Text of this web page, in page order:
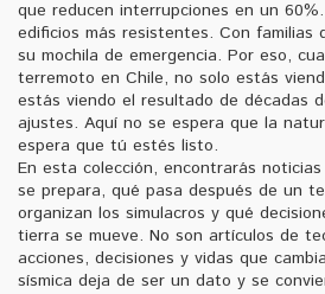
que reducen interrupciones en un
edificios más resistentes. Con familias
su mochila de emergencia. Por eso,
terremoto en Chile, no solo estás
estás viendo el resultado de décadas
ajustes. Aquí no se espera que la
espera que tú estés listo.
En esta colección, encontrarás
se prepara, qué pasa después de un
organizan los simulacros y qué
tierra se mueve. No son artículos de
acciones, decisiones y vidas que
sísmica deja de ser un dato y se